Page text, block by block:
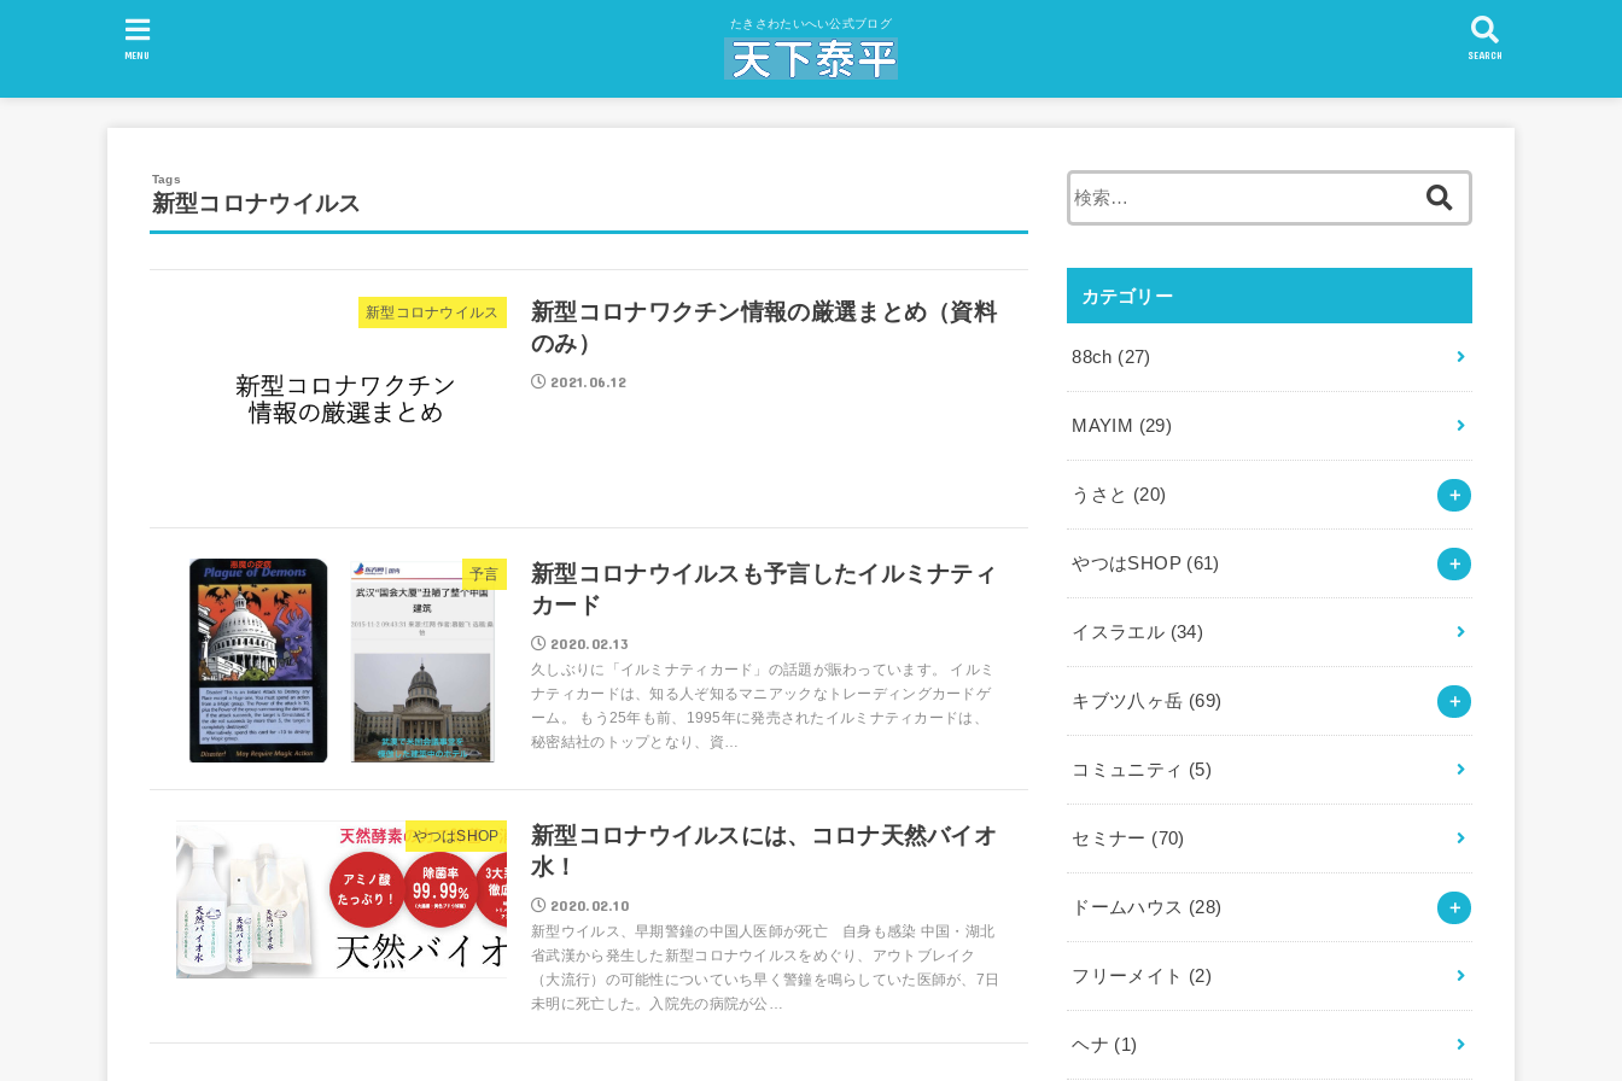
たきさわたいへい公式ブログ
SEARCH
MENU
新型コロナウイルス
新型コロナウイルス
新型コロナワクチン情報の厳選まとめ（資料
のみ）
2021.06.12
予言
新型コロナウイルスも予言したイルミナティ
カード
2020.02.13
久しぶりに「イルミナティカード」の話題が賑わっています。 イルミ
ナティカードは、知る人ぞ知るマニアックなトレーディングカードゲ
ーム。 もう25年も前、1995年に発売されたイルミナティカードは、
秘密結社のトップとなり、資…
やつはSHOP
新型コロナウイルスには、コロナ天然バイオ
水！
2020.02.10
新型ウイルス、早期警鐘の中国人医師が死亡 自身も感染 中国・湖北
省武漢から発生した新型コロナウイルスをめぐり、アウトブレイク
（大流行）の可能性についていち早く警鐘を鳴らしていた医師が、7日
未明に死亡した。入院先の病院が公…
カテゴリー
88ch (27)
MAYIM (29)
うさと (20)
やつはSHOP (61)
イスラエル (34)
キブツ八ヶ岳 (69)
コミュニティ (5)
セミナー (70)
ドームハウス (28)
フリーメイト (2)
ヘナ (1)